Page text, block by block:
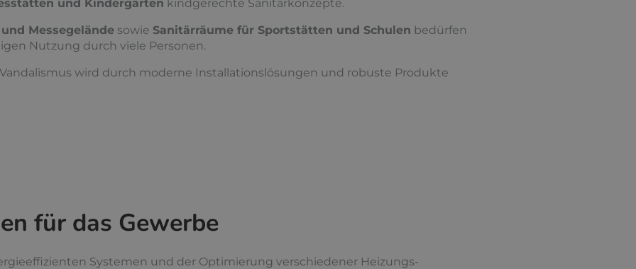
und Kindergärten kindgerechte Sanitärkonzepte.
Messegelände sowie Sanitärräume für Sportstätten und Schulen bedürfen
Nutzung durch viele Personen.
wird durch moderne Installationslösungen und robuste Produkte
für das Gewerbe
Systemen und der Optimierung verschiedener Heizungs­